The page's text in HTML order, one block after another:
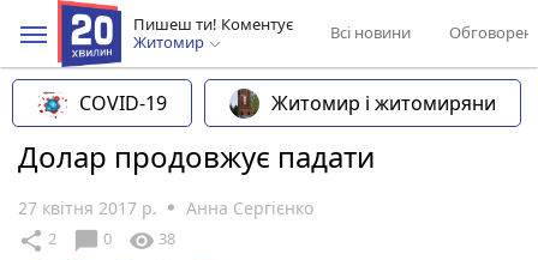
Пишеш ти! Коментує
Житомир
Всі новини
COVID-19 Житомир і житомиряни
Долар продовжує падати
27 квітня 2017 р. Анна Сергієнко
share 2 chat_bubble 0 visibility 38